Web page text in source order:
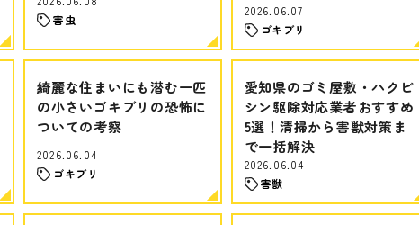
害虫
2026.06.07
ゴキブリ
綺麗な住まいにも潜む一匹
の小さいゴキブリの恐怖に
ついての考察
2026.06.04
ゴキブリ
愛知県のゴミ屋敷・ハクビ
シン駆除対応業者おすすめ
5選！清掃から害獣対策ま
で一括解決
2026.06.04
害獣